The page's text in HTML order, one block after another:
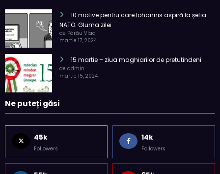
10 motive pentru care Iohannis aspiră la șefia
NATO. Gluma zilei
de Pârău Vlad
martie 17, 2024
15 martie – ziua maghiarilor de pretutindeni
de admin
martie 15, 2024
Ne puteți găsi
45k
Followers
14k
Followers